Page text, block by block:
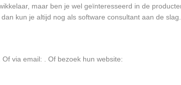
maar ben je wel geïnteresseerd in de
kun je altijd nog als software consultant aan de slag.
Of via email: . Of bezoek hun website: